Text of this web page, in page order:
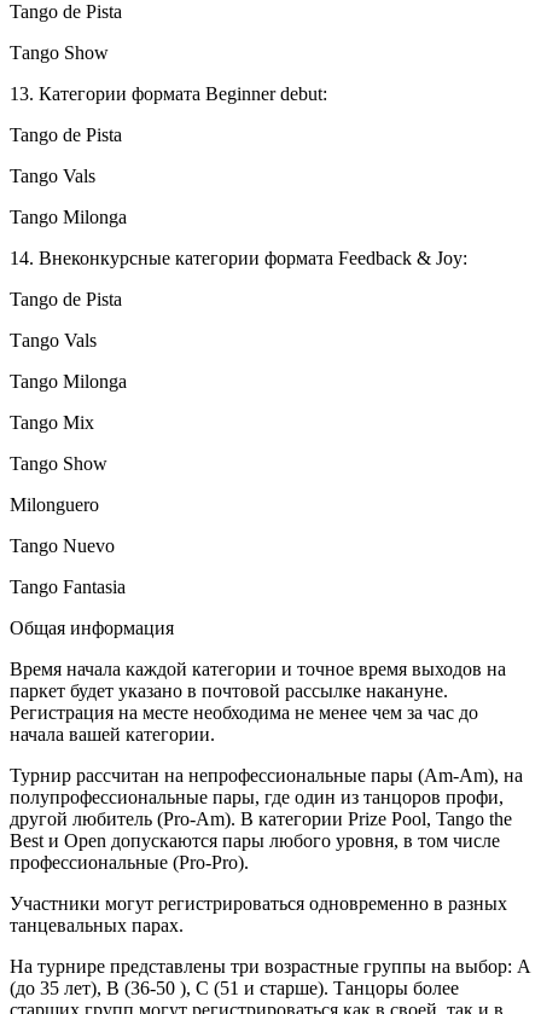
Tango de Pista
Тango Show
13. Категории формата Beginner debut:
Tango de Pista
Tango Vals
Tango Milonga
14. Внеконкурсные категории формата Feedback & Joy:
Tango de Pista
Тango Vals
Tango Milonga
Tango Mix
Tango Show
Milonguero
Tango Nuevo
Tango Fantasia
Общая информация
Время начала каждой категории и точное время выходов на
паркет будет указано в почтовой рассылке накануне.
Регистрация на месте необходима не менее чем за час до
начала вашей категории.
Турнир рассчитан на непрофессиональные пары (Am-Am), на
полупрофессиональные пары, где один из танцоров профи,
другой любитель (Pro-Am). В категории Prize Pool, Tango the
Best и Open допускаются пары любого уровня, в том числе
профессиональные (Pro-Pro).
Участники могут регистрироваться одновременно в разных
танцевальных парах.
На турнире представлены три возрастные группы на выбор: А
(до 35 лет), В (36-50 ), С (51 и старше). Танцоры более